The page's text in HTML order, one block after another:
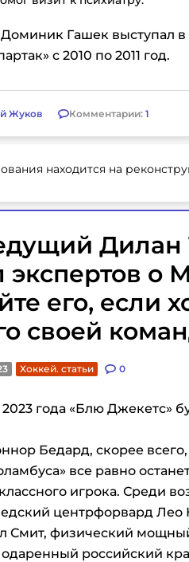
Гашек выступал в
с 2010 по 2011 год.
Жуков Комментарии: 1
находится на
Дилан
экспертов о
его, если
своей
Хоккей. статьи 0
года «Блю Джекетс»
Бедард, скорее
все равно
игрока. Среди
центрфорвард Лео
Смит, физический
одаренный российский